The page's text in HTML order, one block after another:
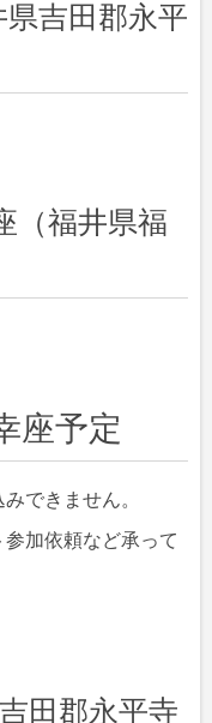
吉田郡永平
（福井県福
座予定
できません。
加依頼など承って
田郡永平寺